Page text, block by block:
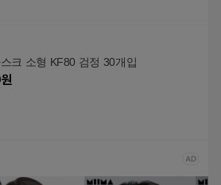
크 소형 KF80 검정 30개입
원